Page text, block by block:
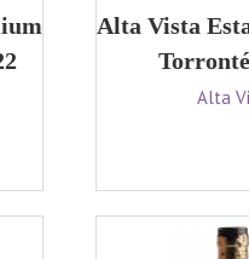
Alta Vista
Alta